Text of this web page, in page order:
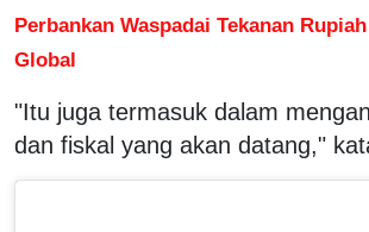
Perbankan Waspadai Tekanan
Global
"Itu juga termasuk dalam
dan fiskal yang akan datang,"